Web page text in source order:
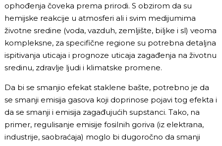
ophođenja čoveka prema prirodi. S obzirom da su
hemijske reakcije u atmosferi ali i svim medijumima
životne sredine (voda, vazduh, zemljište, biljke i sl) veoma
kompleksne, za specifične regione su potrebna detaljna
ispitivanja uticaja i prognoze uticaja zagađenja na životnu
sredinu, zdravlje ljudi i klimatske promene.
Da bi se smanjio efekat staklene bašte, potrebno je da
se smanji emisija gasova koji doprinose pojavi tog efekta i
da se smanji i emisija zagađujućih supstanci. Tako, na
primer, regulisanje emisije fosilnih goriva (iz elektrana,
industrije, saobraćaja) moglo bi dugoročno da smanji